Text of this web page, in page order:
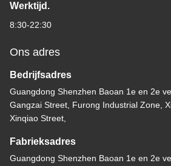
Werktijd.
8:30-22:30
Ons adres
Bedrijfsadres
Guangdong Shenzhen Baoan 1e en 2e
Gangzai Street, Furong Industrial Zone,
Xinqiao Street,
Fabrieksadres
Guangdong Shenzhen Baoan 1e en 2e